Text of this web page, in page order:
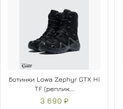
Ботинки Lowa Zephyr GTX Hi
TF (реплик...
3 690 ₽